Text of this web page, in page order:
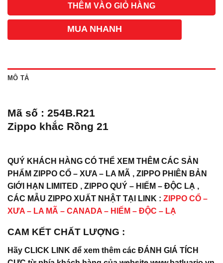
THÊM VÀO GIỎ HÀNG
MUA NHANH
MÔ TẢ
Mã số : 254B.R21
Zippo khắc Rồng 21
QUÝ KHÁCH HÀNG CÓ THỂ XEM THÊM CÁC SẢN
PHẨM ZIPPO CỔ – XƯA – LA MÃ , ZIPPO PHIÊN BẢN
GIỚI HẠN LIMITED , ZIPPO QUÝ – HIẾM – ĐỘC LẠ ,
CÁC MẪU ZIPPO XUẤT NHẬT TẠI LINK : ZIPPO CỔ –
XƯA – LA MÃ – CANADA – HIẾM – ĐỘC – LẠ
CAM KẾT CHẤT LƯỢNG :
Hãy CLICK LINK để xem thêm các ĐÁNH GIÁ TÍCH